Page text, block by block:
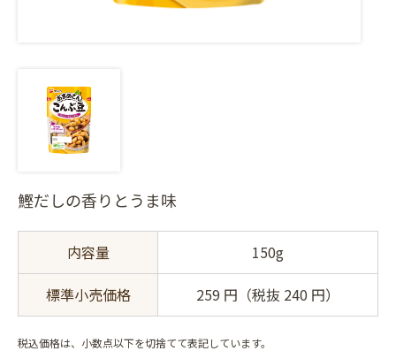
鰹だしの香りとうま味
内容量
150g
標準小売価格
259 円（税抜 240 円）
税込価格は、小数点以下を切捨てて表記しています。